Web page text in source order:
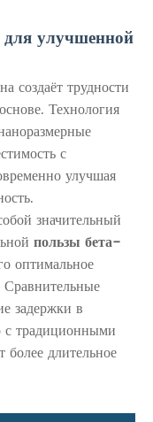
для улучшенной
создаёт трудности
Технология
с
улучшая
значительный
пользы бета-
оптимальное
задержки в
с традиционными
более длительное